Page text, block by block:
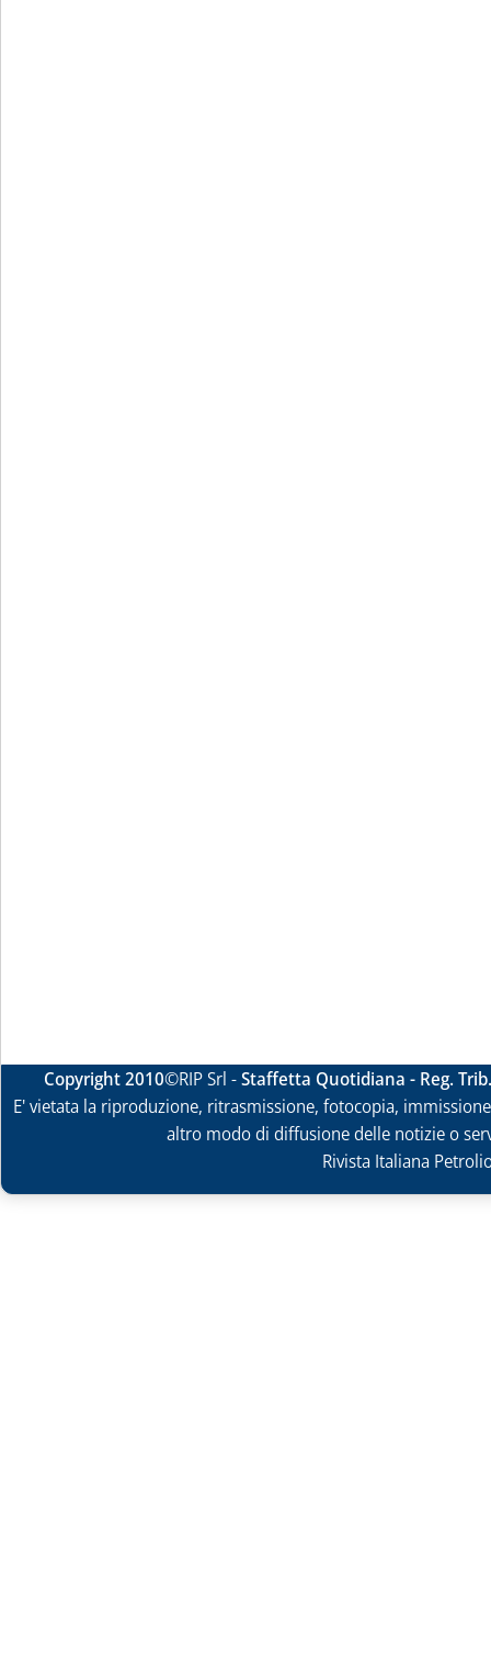
Copyright 2010©RIP Srl -Staffetta Quotidiana - Reg.
E' vietata la riproduzione, ritrasmissione, fotocopia,
altro modo di diffusione delle notizie o
Rivista Italiana